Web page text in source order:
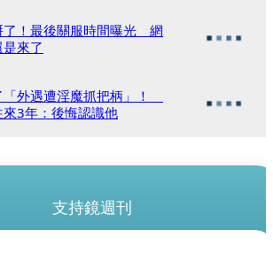
了！最後關服時間曝光 網
來了
「外遇遭淫魔抓把柄」！
3年：後悔認識他
支持鏡週刊